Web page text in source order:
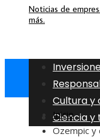
Noticias de
más.
Cultura y
Ciencia
Inicio
Ozempic y